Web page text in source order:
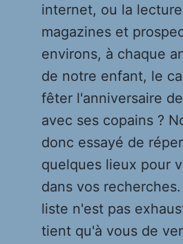
internet, ou la
magazines et
environs, à chaque
de notre enfant, le
fêter l'anniversaire
avec ses copains ?
donc essayé de
quelques lieux pour
dans vos
liste n'est pas
tient qu'à vous de